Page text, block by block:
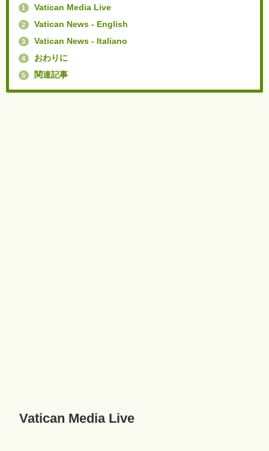
1 Vatican Media Live
2 Vatican News - English
3 Vatican News - Italiano
4 おわりに
5 関連記事
Vatican Media Live